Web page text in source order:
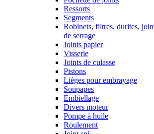
Ressorts
Segments
Robinets, filtres, durites,
de serrage
Joints papier
Visserie
Joints de culasse
Pistons
Lièges pour embrayage
Soupapes
Embiellage
Divers moteur
Pompe à huile
Roulement